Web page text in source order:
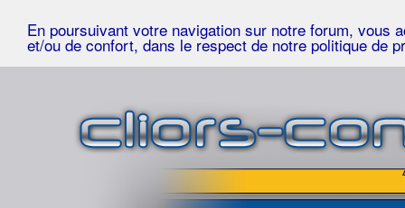
En poursuivant votre navigation sur notre forum, vous
et/ou de confort, dans le respect de notre politique de